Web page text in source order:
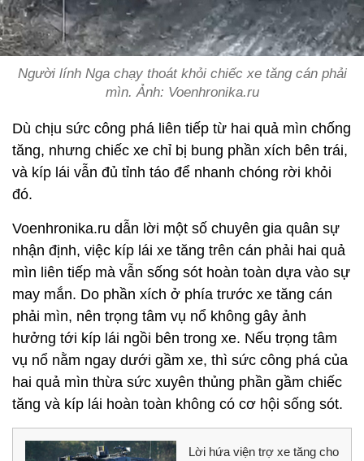
Người lính Nga chạy thoát khỏi chiếc xe tăng cán phải
mìn. Ảnh: Voenhronika.ru
Dù chịu sức công phá liên tiếp từ hai quả mìn chống
tăng, nhưng chiếc xe chỉ bị bung phần xích bên trái,
và kíp lái vẫn đủ tỉnh táo để nhanh chóng rời khỏi
đó.
Voenhronika.ru dẫn lời một số chuyên gia quân sự
nhận định, việc kíp lái xe tăng trên cán phải hai quả
mìn liên tiếp mà vẫn sống sót hoàn toàn dựa vào sự
may mắn. Do phần xích ở phía trước xe tăng cán
phải mìn, nên trọng tâm vụ nổ không gây ảnh
hưởng tới kíp lái ngồi bên trong xe. Nếu trọng tâm
vụ nổ nằm ngay dưới gầm xe, thì sức công phá của
hai quả mìn thừa sức xuyên thủng phần gầm chiếc
tăng và kíp lái hoàn toàn không có cơ hội sống sót.
Lời hứa viện trợ xe tăng cho